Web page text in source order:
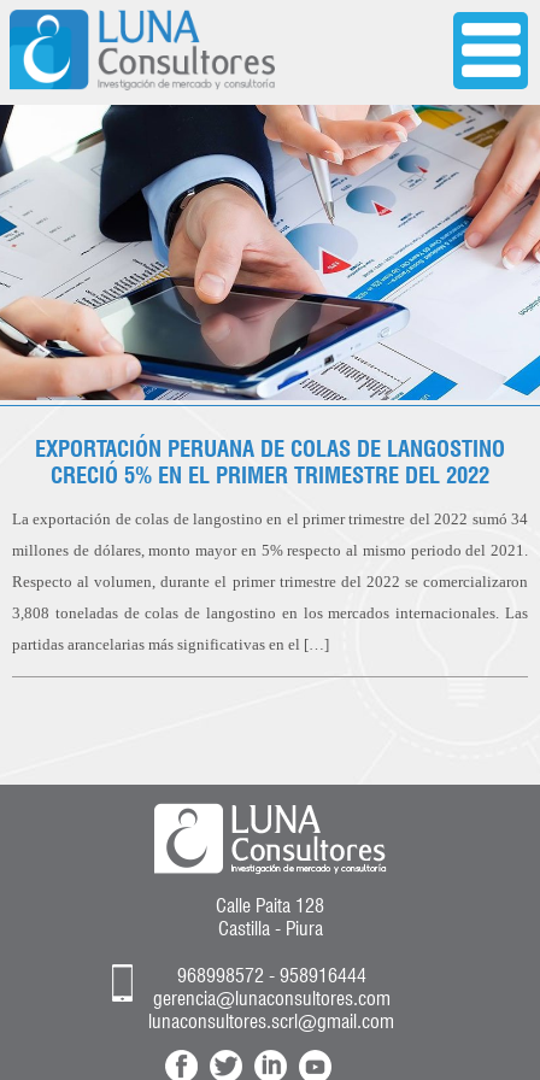
EXPORTACIÓN PERUANA DE COLAS DE LANGOSTINO
CRECIÓ 5% EN EL PRIMER TRIMESTRE DEL 2022
La exportación de colas de langostino en el primer trimestre del 2022 sumó 34
millones de dólares, monto mayor en 5% respecto al mismo periodo del 2021.
Respecto al volumen, durante el primer trimestre del 2022 se comercializaron
3,808 toneladas de colas de langostino en los mercados internacionales. Las
partidas arancelarias más significativas en el […]
Calle Paita 128
Castilla - Piura
968998572 - 958916444
gerencia@lunaconsultores.com
lunaconsultores.scrl@gmail.com